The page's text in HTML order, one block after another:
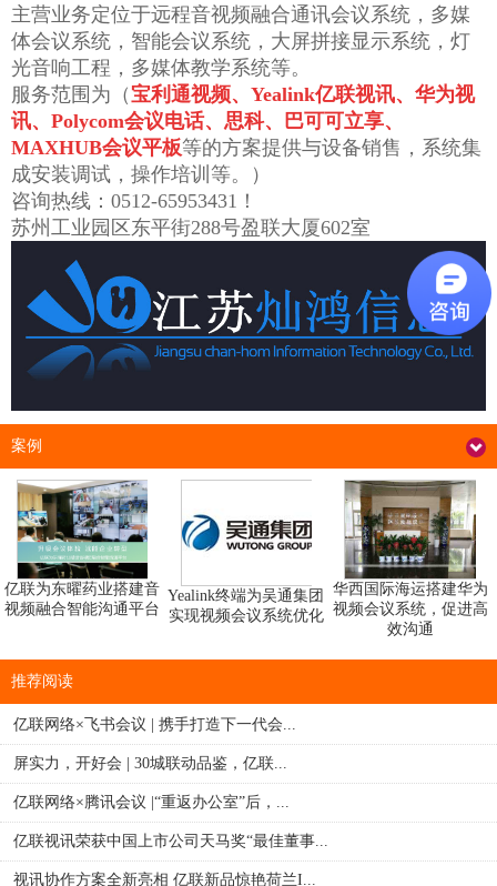
主营业务定位于远程音视频融合通讯会议系统，多媒
体会议系统，智能会议系统，大屏拼接显示系统，灯
光音响工程，多媒体教学系统等。
服务范围为（ 宝利通视频、Yealink亿联视讯、华为视
讯、Polycom会议电话、思科、巴可可立享、
MAXHUB会议平板等的方案提供与设备销售，系统集
成安装调试，操作培训等。）
咨询热线：0512-65953431！
苏州工业园区东平街288号盈联大厦602室
案例
亿联为东曜药业搭建音
视频融合智能沟通平台
Yealink终端为吴通集团
实现视频会议系统优化
华西国际海运搭建华为
视频会议系统，促进高
效沟通
推荐阅读
亿联网络×飞书会议 | 携手打造下一代会...
屏实力，开好会 | 30城联动品鉴，亿联...
亿联网络×腾讯会议 |“重返办公室”后，...
亿联视讯荣获中国上市公司天马奖“最佳董事...
视讯协作方案全新亮相 亿联新品惊艳荷兰I...